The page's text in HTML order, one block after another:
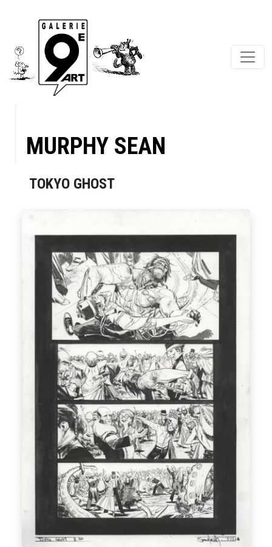
MURPHY SEAN
TOKYO GHOST